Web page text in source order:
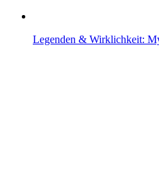
Legenden & Wirklichkeit: